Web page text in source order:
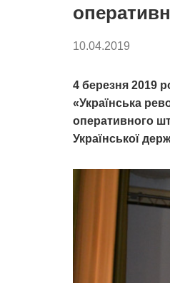
10.04.2019
4 березня 2019
«Українська
оперативного
Української